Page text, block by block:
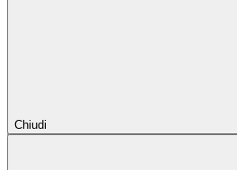
Chiudi